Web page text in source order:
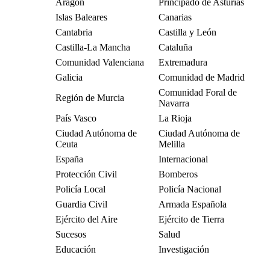
Aragón
Principado de Asturias
Islas Baleares
Canarias
Cantabria
Castilla y León
Castilla-La Mancha
Cataluña
Comunidad Valenciana
Extremadura
Galicia
Comunidad de Madrid
Región de Murcia
Comunidad Foral de
Navarra
País Vasco
La Rioja
Ciudad Autónoma de
Ceuta
Ciudad Autónoma de
Melilla
España
Internacional
Protección Civil
Bomberos
Policía Local
Policía Nacional
Guardia Civil
Armada Española
Ejército del Aire
Ejército de Tierra
Sucesos
Salud
Educación
Investigación